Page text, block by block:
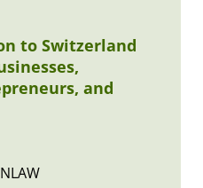
to Switzerland
and